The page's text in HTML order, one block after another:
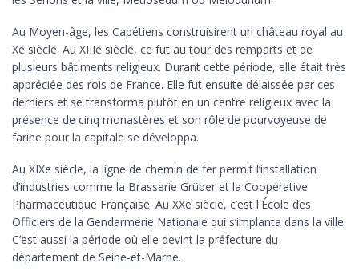
Au Moyen-âge, les Capétiens construisirent un château royal au
Xe siècle. Au XIIIe siècle, ce fut au tour des remparts et de
plusieurs bâtiments religieux. Durant cette période, elle était très
appréciée des rois de France. Elle fut ensuite délaissée par ces
derniers et se transforma plutôt en un centre religieux avec la
présence de cinq monastères et son rôle de pourvoyeuse de
farine pour la capitale se développa.
Au XIXe siècle, la ligne de chemin de fer permit l’installation
d’industries comme la Brasserie Grüber et la Coopérative
Pharmaceutique Française. Au XXe siècle, c’est l'École des
Officiers de la Gendarmerie Nationale qui s’implanta dans la ville.
C’est aussi la période où elle devint la préfecture du
département de Seine-et-Marne.